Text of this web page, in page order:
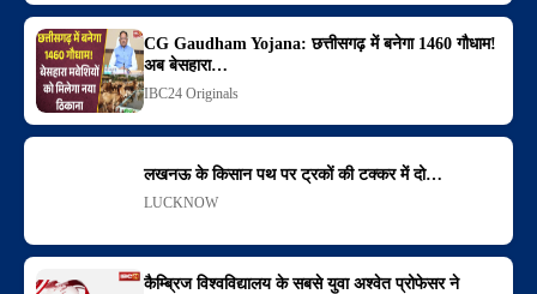
CG Gaudham Yojana: छत्तीसगढ़ में बनेगा 1460 गौधाम!
अब बेसहारा…
IBC24 Originals
लखनऊ के किसान पथ पर ट्रकों की टक्कर में दो…
LUCKNOW
कैम्ब्रिज विश्वविद्यालय के सबसे युवा अश्वेत प्रोफेसर ने